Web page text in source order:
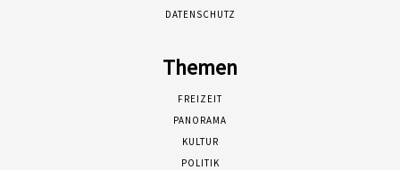
DATENSCHUTZ
Themen
FREIZEIT
PANORAMA
KULTUR
POLITIK